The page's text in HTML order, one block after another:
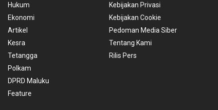
Hukum
Ekonomi
Artikel
Kesra
Tetangga
Polkam
DPRD Maluku
Feature
Kebijakan Privasi
Kebijakan Cookie
Pedoman Media Siber
Tentang Kami
Rilis Pers